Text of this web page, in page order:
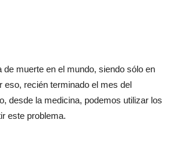
muerte en el mundo, siendo sólo en
eso, recién terminado el mes del
desde la medicina, podemos utilizar los
este problema.